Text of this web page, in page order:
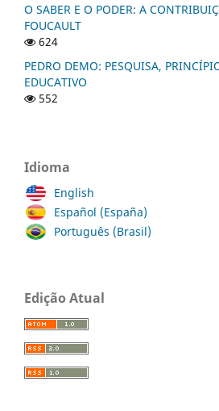
O SABER E O PODER: A
FOUCAULT
624
PEDRO DEMO: PESQUISA,
EDUCATIVO
552
Idioma
English
Español (España)
Português (Brasil)
Edição Atual